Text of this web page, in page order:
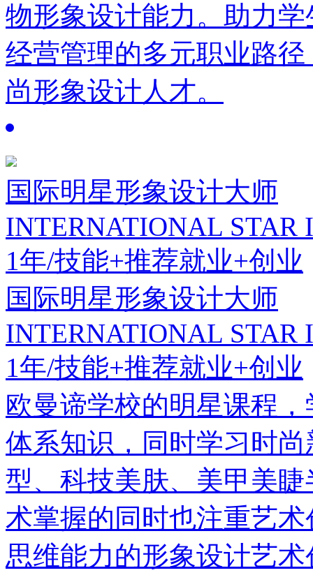
物形象设计能力。助力
经营管理的多元职业路
尚形象设计人才。
国际明星形象设计大师
INTERNATIONAL STAR
1年/技能+推荐就业+创业
国际明星形象设计大师
INTERNATIONAL STAR
1年/技能+推荐就业+创业
欧曼谛学校的明星课程
体系知识，同时学习时
型、科技美肤、美甲美
术掌握的同时也注重艺
思维能力的形象设计艺